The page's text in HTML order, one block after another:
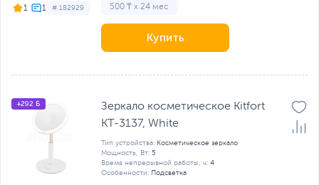
1 # 182929 500 ₸ x 24 мес
Купить
+292 Б
Зеркало косметическое Kitfort
КТ-3137, White
Тип устройства: Косметическое зеркало
Мощность, Вт: 5
Время непрерывной работы, ч: 4
Особенности: Подсветка